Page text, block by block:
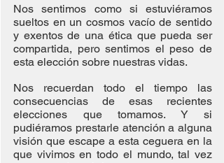
Nos sentimos como si estuviéramos
sueltos en un cosmos vacío de sentido
y exentos de una ética que pueda ser
compartida, pero sentimos el peso de
esta elección sobre nuestras vidas.
Nos recuerdan todo el tiempo las
consecuencias de esas recientes
elecciones que tomamos. Y si
pudiéramos prestarle atención a alguna
visión que escape a esta ceguera en la
que vivimos en todo el mundo, tal vez